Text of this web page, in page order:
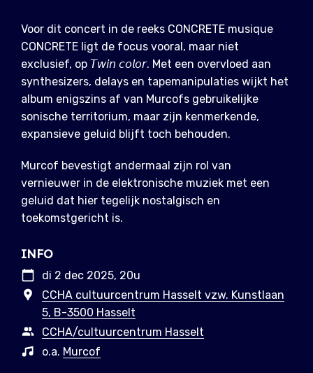
Voor dit concert in de reeks CONCRETE musique
CONCRETE ligt de focus vooral, maar niet
exclusief, op 𝘛𝘸𝘪𝘯 𝘤𝘰𝘭𝘰𝘳. Met een overvloed aan
synthesizers, delays en tapemanipulaties wijkt het
album enigszins af van Murcofs gebruikelijke
sonische territorium, maar zijn kenmerkende,
expansieve geluid blijft toch behouden.
Murcof bevestigt andermaal zijn rol van
vernieuwer in de elektronische muziek met een
geluid dat hier tegelijk nostalgisch en
toekomstgericht is.
INFO
di 2 dec 2025, 20u
CCHA cultuurcentrum Hasselt vzw. Kunstlaan
5, B-3500 Hasselt
CCHA/cultuurcentrum Hasselt
o.a. Murcof